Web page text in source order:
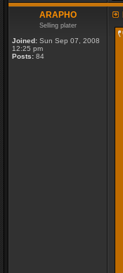
ARAPHO
Selling plater
Joined: Sun Sep 07, 2008
12:25 pm
Posts: 84